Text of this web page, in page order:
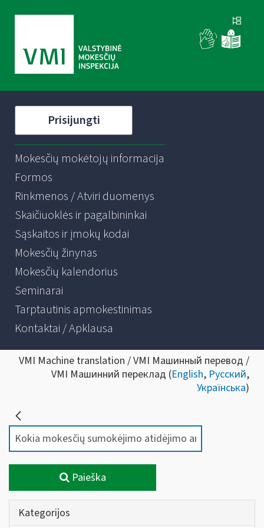
Prisijungti
Mokesčių mokėtojų informacija
Formos
Rinkmenos / Atviri duomenys
Skaičiuoklės ir pagalbininkai
Sąskaitos ir įmokų kodai
Mokesčių žinynas
Mokesčių kalendorius
Seminarai
Tarptautinis apmokestinimas
Kontaktai / Apklausa
VMI Machine translation / VMI Машинный перевод /
VMI Машинний переклад (English, Русский,
Українська)
Paieška
Kategorijos